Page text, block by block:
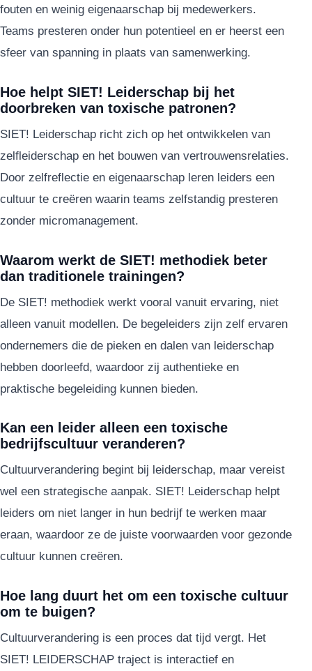
fouten en weinig eigenaarschap bij medewerkers.
Teams presteren onder hun potentieel en er heerst een
sfeer van spanning in plaats van samenwerking.
Hoe helpt SIET! Leiderschap bij het
doorbreken van toxische patronen?
SIET! Leiderschap richt zich op het ontwikkelen van
zelfleiderschap en het bouwen van vertrouwensrelaties.
Door zelfreflectie en eigenaarschap leren leiders een
cultuur te creëren waarin teams zelfstandig presteren
zonder micromanagement.
Waarom werkt de SIET! methodiek beter
dan traditionele trainingen?
De SIET! methodiek werkt vooral vanuit ervaring, niet
alleen vanuit modellen. De begeleiders zijn zelf ervaren
ondernemers die de pieken en dalen van leiderschap
hebben doorleefd, waardoor zij authentieke en
praktische begeleiding kunnen bieden.
Kan een leider alleen een toxische
bedrijfscultuur veranderen?
Cultuurverandering begint bij leiderschap, maar vereist
wel een strategische aanpak. SIET! Leiderschap helpt
leiders om niet langer in hun bedrijf te werken maar
eraan, waardoor ze de juiste voorwaarden voor gezonde
cultuur kunnen creëren.
Hoe lang duurt het om een toxische cultuur
om te buigen?
Cultuurverandering is een proces dat tijd vergt. Het
SIET! LEIDERSCHAP traject is interactief en